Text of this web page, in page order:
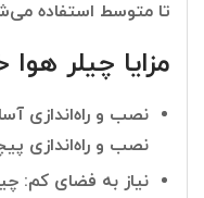
تا متوسط استفاده
مزایا چیلر
نصب و راه‌اندازی
نصب و راه‌اندازی
نیاز به فضای کم: